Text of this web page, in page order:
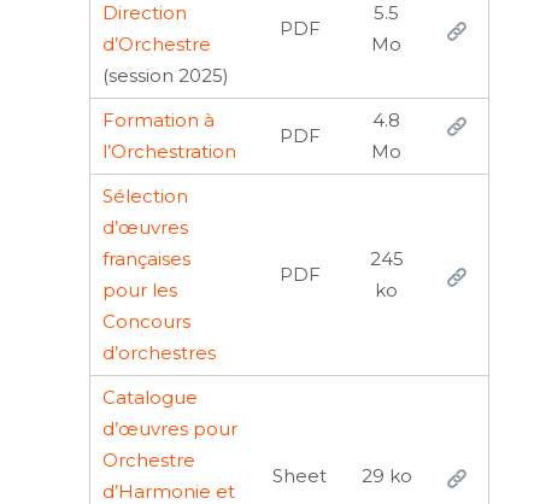
Direction
d’Orchestre
(session 2025)
PDF
5.5
Mo
Formation à
l’Orchestration
PDF
4.8
Mo
Sélection
d’œuvres
françaises
pour les
Concours
d’orchestres
PDF
245
ko
Catalogue
d’œuvres pour
Orchestre
d’Harmonie et
Sheet 29 ko